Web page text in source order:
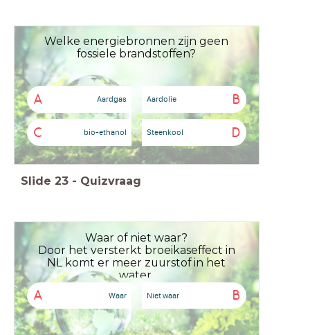
Welke energiebronnen zijn geen
fossiele brandstoffen?
A Aardgas B
Aardolie
C bio-ethanol D
Steenkool
Slide 23 - Quizvraag
Waar of niet waar?
Door het versterkt broeikaseffect in
NL komt er meer zuurstof in het
water.
A Waar B
Niet waar